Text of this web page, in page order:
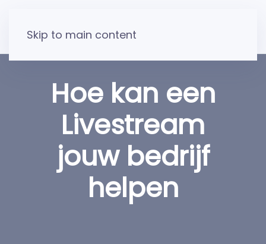
Skip to main content
Hoe kan een
Livestream
jouw bedrijf
helpen